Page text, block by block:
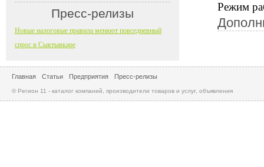
Режим
Пресс-релизы
Новые налоговые правила меняют повседневный
спрос в Сыктывкаре
Главная Статьи Предприятия Пресс-релизы
© Регион 11 - каталог компаний, производители товаров и услуг, объявления